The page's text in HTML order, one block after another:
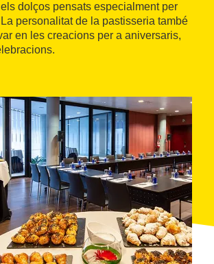
dolços pensats especialment per
personalitat de la pastisseria també
en les creacions per a aniversaris,